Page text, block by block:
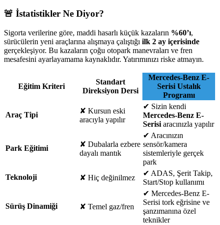
🚨 İstatistikler Ne Diyor?
Sigorta verilerine göre, maddi hasarlı küçük kazaların %60’ı,
sürücülerin yeni araçlarına alışmaya çalıştığı ilk 2 ay içerisinde
gerçekleşiyor. Bu kazaların çoğu otopark manevraları ve fren
mesafesini ayarlayamama kaynaklıdır. Yatırımınızı riske atmayın.
Eğitim Kriteri
Standart
Direksiyon Dersi
Mercedes-Benz E-
Serisi Ustalık
Programı
Araç Tipi ✘ Kursun eski
aracıyla yapılır
✔ Sizin kendi
Mercedes-Benz E-
Serisi aracınızla yapılır
Park Eğitimi ✘ Dubalarla ezbere
dayalı mantık
✔ Aracınızın
sensör/kamera
sistemleriyle gerçek
park
Teknoloji
✘ Hiç değinilmez
✔ ADAS, Şerit Takip,
Start/Stop kullanımı
Sürüş Dinamiği ✘ Temel gaz/fren
✔ Mercedes-Benz E-
Serisi tork eğrisine ve
şanzımanına özel
teknikler